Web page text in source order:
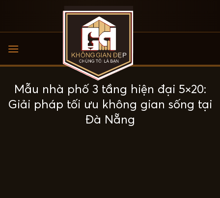
Mẫu nhà phố 3 tầng hiện đại 5×20:
Giải pháp tối ưu không gian sống tại
Đà Nẵng